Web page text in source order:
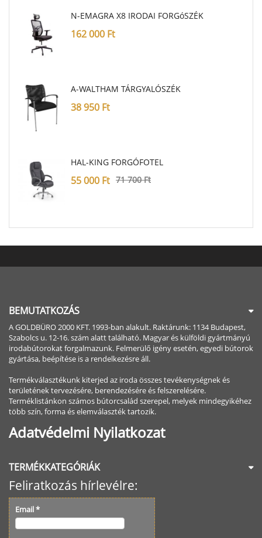
N-EMAGRA X8 IRODAI FORGóSZÉK
162 000 Ft
A-WALTHAM TÁRGYALÓSZÉK
38 950 Ft
HAL-KING FORGÓFOTEL
71 700Ft
55 000 Ft
BEMUTATKOZÁS
A GOLDBÜRO 2000 KFT. 1993-ban alakult. Raktárunk: 1134 Budapest,
Szabolcs u. 12-16. szám alatt található. Magyar és külföldi gyártmányú
irodabútorokat forgalmazunk. Felmerülő igény esetén, egyedi bútorok
gyártása, beépítése is a rendelkezésre áll.
Termékválasztékunk kiterjed az iroda összes tevékenységnek és
területének tervezésére, berendezésére és felszerelésére.
Terméklistánkon számos bútorcsalád szerepel, melyek mindegyikéhez
több szín, forma és elemválaszték tartozik.
Adatvédelmi Nyilatkozat
TERMÉKKATEGÓRIÁK
Feliratkozás hírlevélre:
Email*